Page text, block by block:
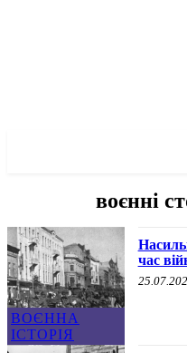
воєнні
ВОЄННА
ІСТОРІЯ
час